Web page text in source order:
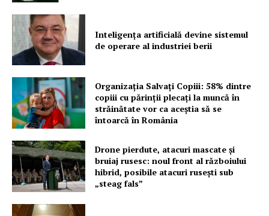
Inteligența artificială devine sistemul
de operare al industriei berii
Organizația Salvați Copiii: 58% dintre
copiii cu părinții plecați la muncă în
străinătate vor ca aceștia să se
întoarcă în România
Drone pierdute, atacuri mascate și
bruiaj rusesc: noul front al războiului
hibrid, posibile atacuri rusești sub
„steag fals”